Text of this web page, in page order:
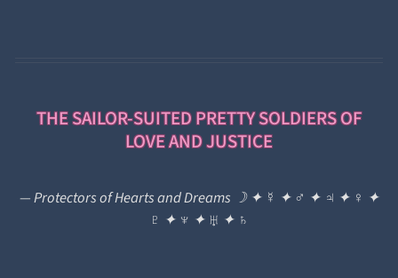
THE SAILOR-SUITED PRETTY SOLDIERS OF
LOVE AND JUSTICE
— Protectors of Hearts and Dreams ☽ ✦ ☿ ✦ ♂ ✦ ♃ ✦ ♀ ✦
♇ ✦ ♆ ✦ ♅ ✦ ♄